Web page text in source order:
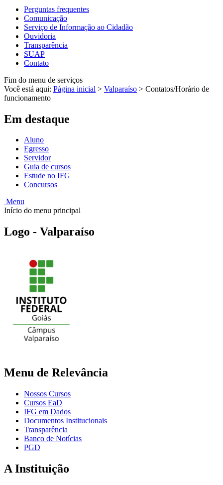
Perguntas frequentes
Comunicação
Serviço de Informação ao Cidadão
Ouvidoria
Transparência
SUAP
Contato
Fim do menu de serviços
Você está aqui: Página inicial > Valparaíso > Contatos/Horário de
funcionamento
Em destaque
Aluno
Egresso
Servidor
Guia de cursos
Estude no IFG
Concursos
Menu
Início do menu principal
Logo - Valparaíso
Menu de Relevância
Nossos Cursos
Cursos EaD
IFG em Dados
Documentos Institucionais
Transparência
Banco de Notícias
PGD
A Instituição